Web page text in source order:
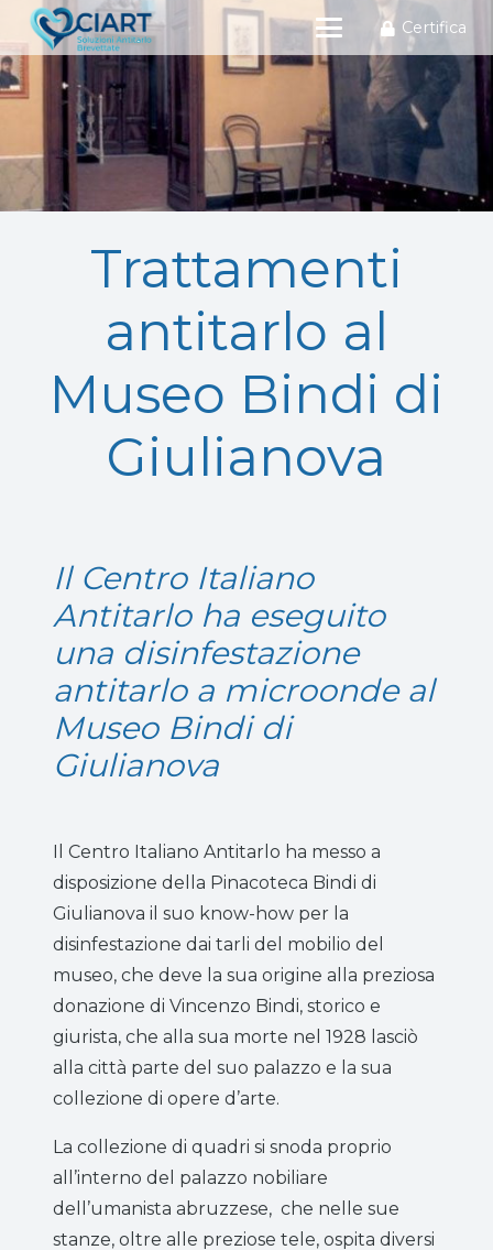
Certifica
Trattamenti
antitarlo al
Museo Bindi di
Giulianova
Il Centro Italiano
Antitarlo ha eseguito
una disinfestazione
antitarlo a microonde al
Museo Bindi di
Giulianova
Il Centro Italiano Antitarlo ha messo a
disposizione della Pinacoteca Bindi di
Giulianova il suo know-how per la
disinfestazione dai tarli del mobilio del
museo, che deve la sua origine alla preziosa
donazione di Vincenzo Bindi, storico e
giurista, che alla sua morte nel 1928 lasciò
alla città parte del suo palazzo e la sua
collezione di opere d’arte.
La collezione di quadri si snoda proprio
all’interno del palazzo nobiliare
dell’umanista abruzzese, che nelle sue
stanze, oltre alle preziose tele, ospita diversi